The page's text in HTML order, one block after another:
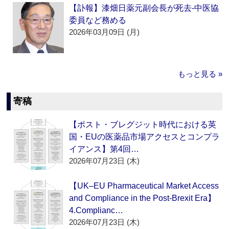
【訃報】漆畑日薬元副会長が死去‐中医協
委員など務める
2026年03月09日 (月)
もっと見る »
寄稿
【ポスト・ブレグジット時代における英
国・EUの医薬品市場アクセスとコンプラ
イアンス】第4回…
2026年07月23日 (木)
【UK–EU Pharmaceutical Market Access
and Compliance in the Post-Brexit Era】
4.Complianc…
2026年07月23日 (木)